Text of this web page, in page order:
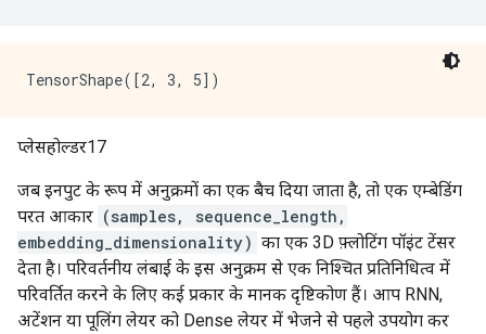
प्लेसहोल्डर17
जब इनपुट के रूप में अनुक्रमों का एक बैच दिया जाता है, तो एक एम्बेडिंग
परत आकार (samples, sequence_length,
embedding_dimensionality) का एक 3D फ़्लोटिंग पॉइंट टेंसर
देता है। परिवर्तनीय लंबाई के इस अनुक्रम से एक निश्चित प्रतिनिधित्व में
परिवर्तित करने के लिए कई प्रकार के मानक दृष्टिकोण हैं। आप RNN,
अटेंशन या पूलिंग लेयर को Dense लेयर में भेजने से पहले उपयोग कर